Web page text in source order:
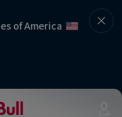
of America